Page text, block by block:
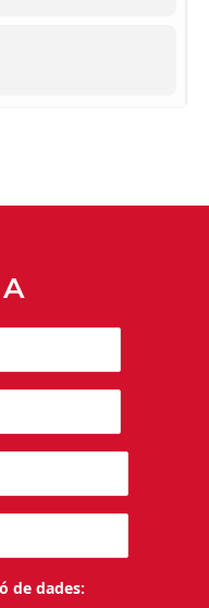
de dades: